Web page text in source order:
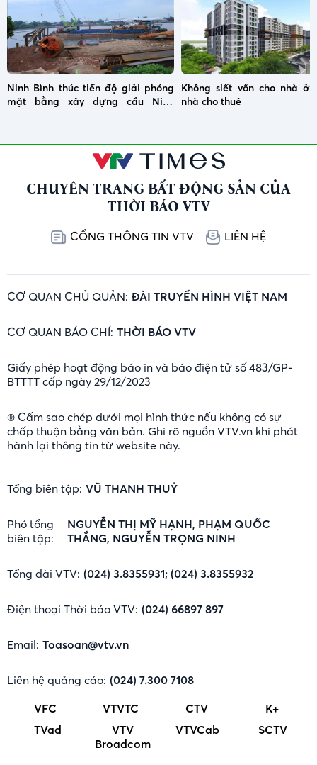
Ninh Bình thúc tiến độ giải phóng
mặt bằng xây dựng cầu Ninh
Không siết vốn cho nhà ở
nhà cho thuê
CHUYÊN TRANG BẤT ĐỘNG SẢN CỦA
THỜI BÁO VTV
CỔNG THÔNG TIN VTV LIÊN HỆ
CƠ QUAN CHỦ QUẢN: ĐÀI TRUYỀN HÌNH VIỆT NAM
CƠ QUAN BÁO CHÍ: THỜI BÁO VTV
Giấy phép hoạt động báo in và báo điện tử số 483/GP-
BTTTT cấp ngày 29/12/2023
® Cấm sao chép dưới mọi hình thức nếu không có sự
chấp thuận bằng văn bản. Ghi rõ nguồn VTV.vn khi phát
hành lại thông tin từ website này.
Tổng biên tập: VŨ THANH THUỶ
Phó tổng
biên tập:
NGUYỄN THỊ MỸ HẠNH, PHẠM QUỐC
THẮNG, NGUYỄN TRỌNG NINH
Tổng đài VTV: (024) 3.8355931; (024) 3.8355932
Điện thoại Thời báo VTV: (024) 66897 897
Email: Toasoan@vtv.vn
Liên hệ quảng cáo: (024) 7.300 7108
VFC
VTVTC CTV
K+
TVad
VTV
Broadcom
VTVCab SCTV